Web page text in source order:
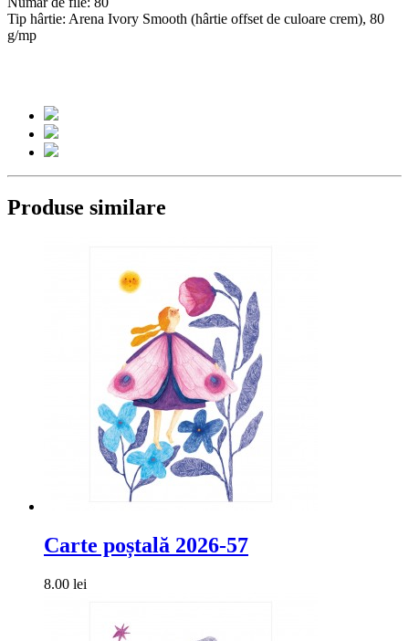
Tip hârtie: Arena Ivory Smooth (hârtie offset de culoare crem), 80
g/mp
Produse similare
Carte poștală 2026-57
8.00 lei